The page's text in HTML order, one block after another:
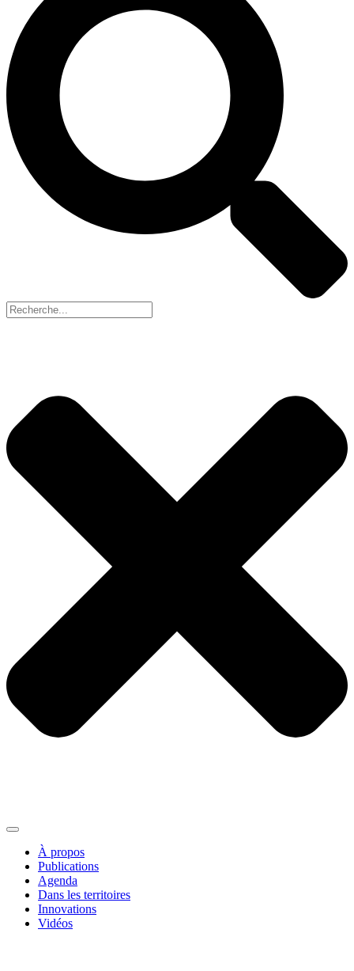
À propos
Publications
Agenda
Dans les territoires
Innovations
Vidéos